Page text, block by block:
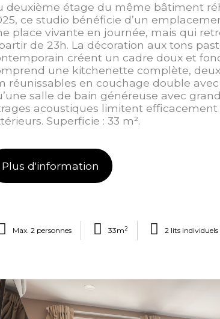
deuxième étage du même bâtiment
ce studio bénéficie d’un
place vivante en journée, mais qui
de 23h. La décoration aux tons
créent un cadre doux et
une kitchenette complète,
réunissables en couchage double
salle de bain généreuse avec
acoustiques limitent efficacement
Superficie : 33 m².
Plus d'information
Max. 2 personnes 33m2 2 lits individuels